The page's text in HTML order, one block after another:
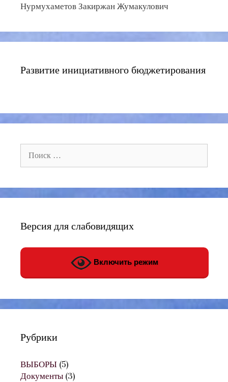
Нурмухаметов Закиржан Жумакулович
Развитие инициативного бюджетирования
Поиск:
Версия для слабовидящих
Включить режим
Рубрики
ВЫБОРЫ (5)
Документы (3)